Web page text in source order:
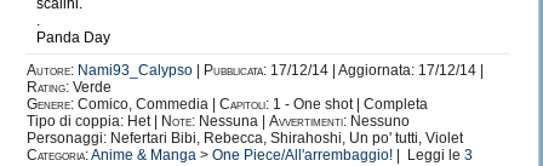
scalini.
.
Panda Day
Autore: Nami93_Calypso Pubblicata: 17/12/14 | Aggiornata: 17/12/14 |
Rating: Verde
Genere: Comico, Commedia | Capitoli: 1 - One shot | Completa
Tipo di coppia: Het |
Note: Nessuna | Avvertimenti: Nessuno
Personaggi: Nefertari Bibi, Rebecca, Shirahoshi, Un po' tutti, Violet
Categoria:Anime & Manga > One Piece/All'arrembaggio! | Leggi le 3